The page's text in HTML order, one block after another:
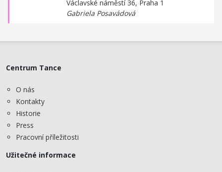
Václavské náměstí 36, Praha 1
Gabriela Posavádová
Centrum Tance
O nás
Kontakty
Historie
Press
Pracovní příležitosti
Užitečné informace